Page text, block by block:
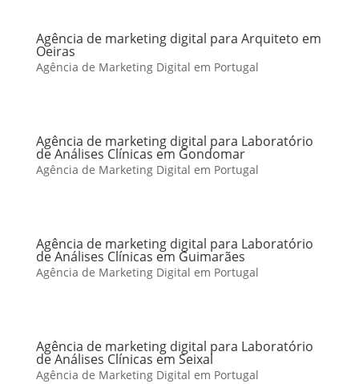
Agência de marketing digital para Arquiteto em
Oeiras
Agência de Marketing Digital em Portugal
Agência de marketing digital para Laboratório
de Análises Clínicas em Gondomar
Agência de Marketing Digital em Portugal
Agência de marketing digital para Laboratório
de Análises Clínicas em Guimarães
Agência de Marketing Digital em Portugal
Agência de marketing digital para Laboratório
de Análises Clínicas em Seixal
Agência de Marketing Digital em Portugal